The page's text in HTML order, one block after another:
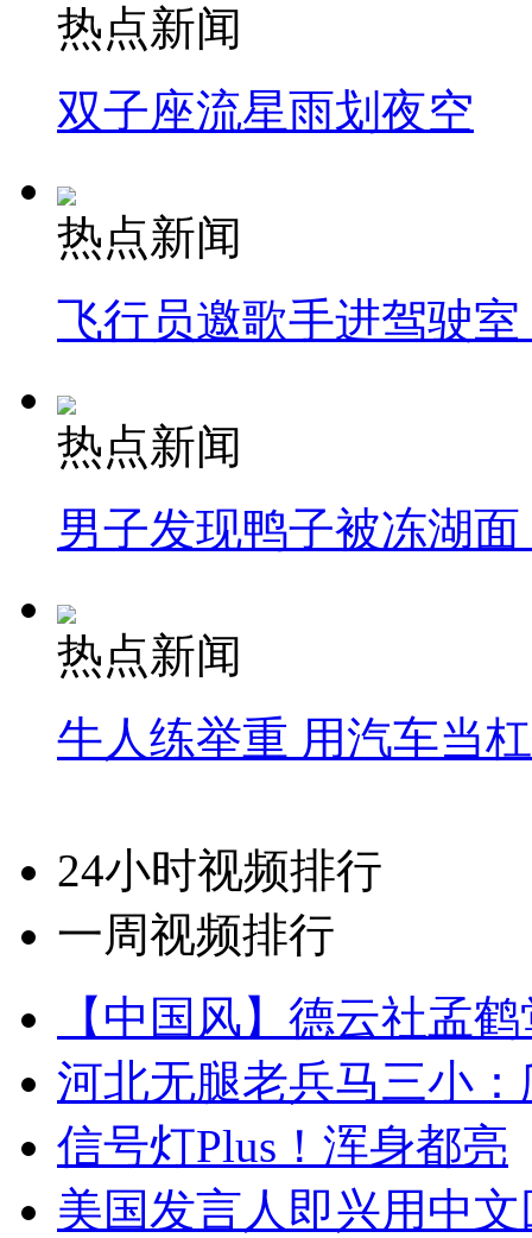
热点新闻
双子座流星雨划夜空
热点新闻
飞行员邀歌手进驾驶
热点新闻
男子发现鸭子被冻湖
热点新闻
牛人练举重 用汽车当
24小时视频排行
一周视频排行
【中国风】德云社孟
河北无腿老兵马三小
信号灯Plus！浑身都亮
美国发言人即兴用中